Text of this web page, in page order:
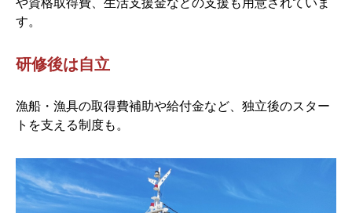
や資格取得費、生活支援金などの支援も用意されていま
す。
研修後は自立
漁船・漁具の取得費補助や給付金など、独立後のスター
トを支える制度も。